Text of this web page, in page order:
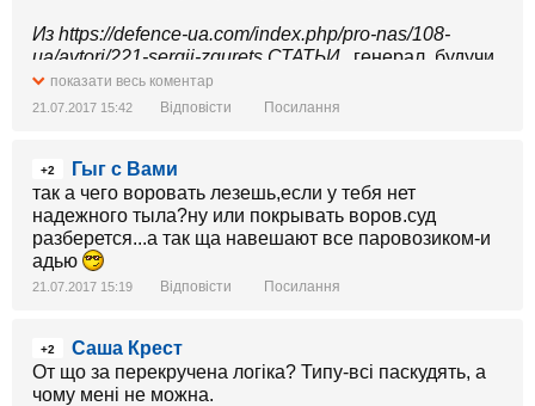
Из https://defence-ua.com/index.php/pro-nas/108-
ua/avtori/221-sergij-zgurets СТАТЬИ .
генерал, будучи
в схеме воровства выставляет ШТРАФ на 5 лямов ?
И где ползали набушные деффективы больше года?
показати весь коментар
21.07.2017 15:42 Відповісти Посилання
+2
Гыг с Вами
так а чего воровать лезешь,если у тебя нет
надежного тыла?ну или покрывать воров.суд
разберется...а так ща навешают все паровозиком-и
адью
21.07.2017 15:19 Відповісти Посилання
+2
Саша Крест
От що за перекручена логіка? Типу-всі паскудять, а
чому мені не можна.